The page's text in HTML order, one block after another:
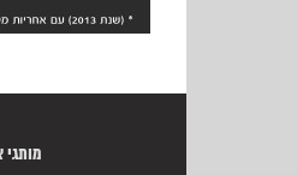
מותגי